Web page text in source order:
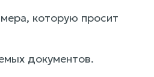
которую просит
документов.